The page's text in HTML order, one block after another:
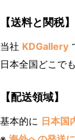
【送料と関税】
当社 KDGallery
日本全国どこで
【配送領域】
基本的に 日本国